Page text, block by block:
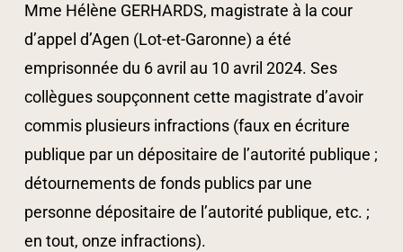
Mme Hélène GERHARDS, magistrate à la cour
d’appel d’Agen (Lot-et-Garonne) a été
emprisonnée du 6 avril au 10 avril 2024. Ses
collègues soupçonnent cette magistrate d’avoir
commis plusieurs infractions (faux en écriture
publique par un dépositaire de l’autorité publique ;
détournements de fonds publics par une
personne dépositaire de l’autorité publique, etc. ;
en tout, onze infractions).